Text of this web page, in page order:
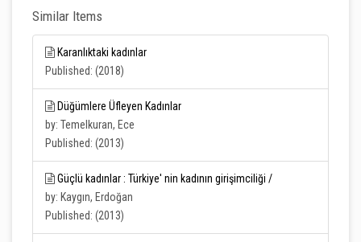
Similar Items
Karanlıktaki kadınlar
Published: (2018)
Düğümlere Üfleyen Kadınlar
by: Temelkuran, Ece
Published: (2013)
Güçlü kadınlar : Türkiye' nin kadının girişimciliği /
by: Kaygın, Erdoğan
Published: (2013)